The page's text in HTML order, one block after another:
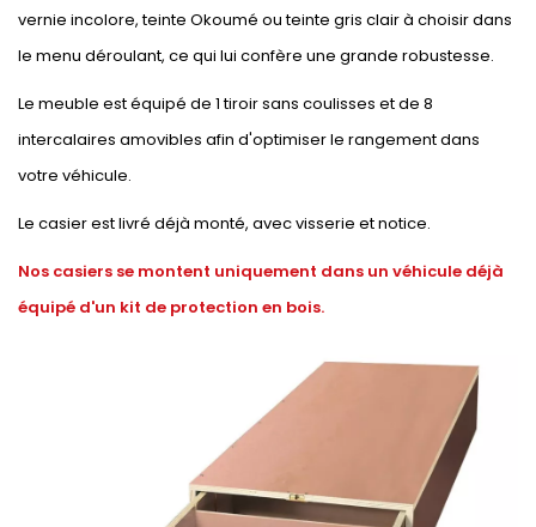
vernie incolore, teinte Okoumé ou teinte gris clair à choisir dans
le menu déroulant, ce qui lui confère une grande robustesse.
Le meuble est équipé de 1 tiroir sans coulisses et de 8
intercalaires amovibles afin d'optimiser le rangement dans
votre véhicule.
Le casier est livré déjà monté, avec visserie et notice.
Nos casiers se montent uniquement dans un véhicule déjà
équipé d'un kit de protection en bois.